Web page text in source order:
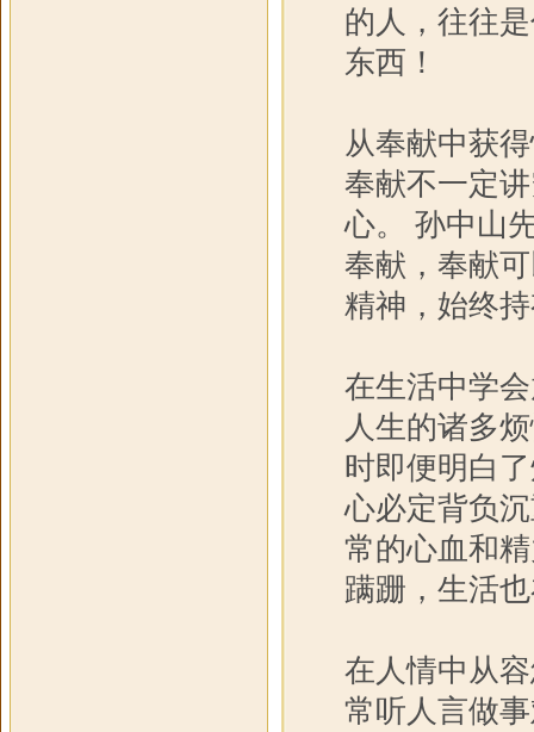
的人，往往
东西！
从奉献中获
奉献不一定
心。 孙中山
奉献，奉献
精神，始终
在生活中学
人生的诸多
时即便明白
心必定背负
常的心血和
蹒跚，生活
在人情中从
常听人言做